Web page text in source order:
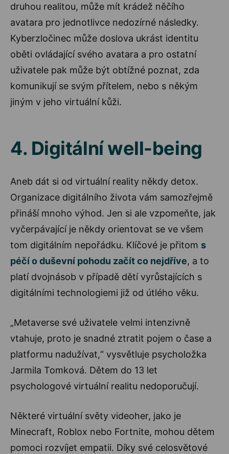
druhou realitou, může mít krádež něčího
avatara pro jednotlivce nedozírné následky.
Kyberzločinec může doslova ukrást identitu
oběti ovládající svého avatara a pro ostatní
uživatele pak může být obtížné poznat, zda
komunikují se svým přítelem, nebo s někým
jiným v jeho virtuální kůži.
4. Digitální well-being
Aneb dát si od virtuální reality někdy detox.
Organizace digitálního života vám samozřejmě
přináší mnoho výhod. Jen si ale vzpomeňte, jak
vyčerpávající je někdy orientovat se ve všem
tom digitálním nepořádku. Klíčové je přitom s
péčí o duševní pohodu začít co nejdříve, a to
platí dvojnásob v případě dětí vyrůstajících s
digitálními technologiemi již od útlého věku.
„Metaverse své uživatele velmi intenzivně
vtahuje, proto je snadné ztratit pojem o čase a
platformu nadužívat,“ vysvětluje psycholožka
Jarmila Tomková. Dětem do 13 let
psychologové virtuální realitu nedoporučují.
Některé virtuální světy videoher, jako je
Minecraft, Roblox nebo Fortnite, mohou dětem
pomoci rozvíjet empatii. Díky své celosvětové